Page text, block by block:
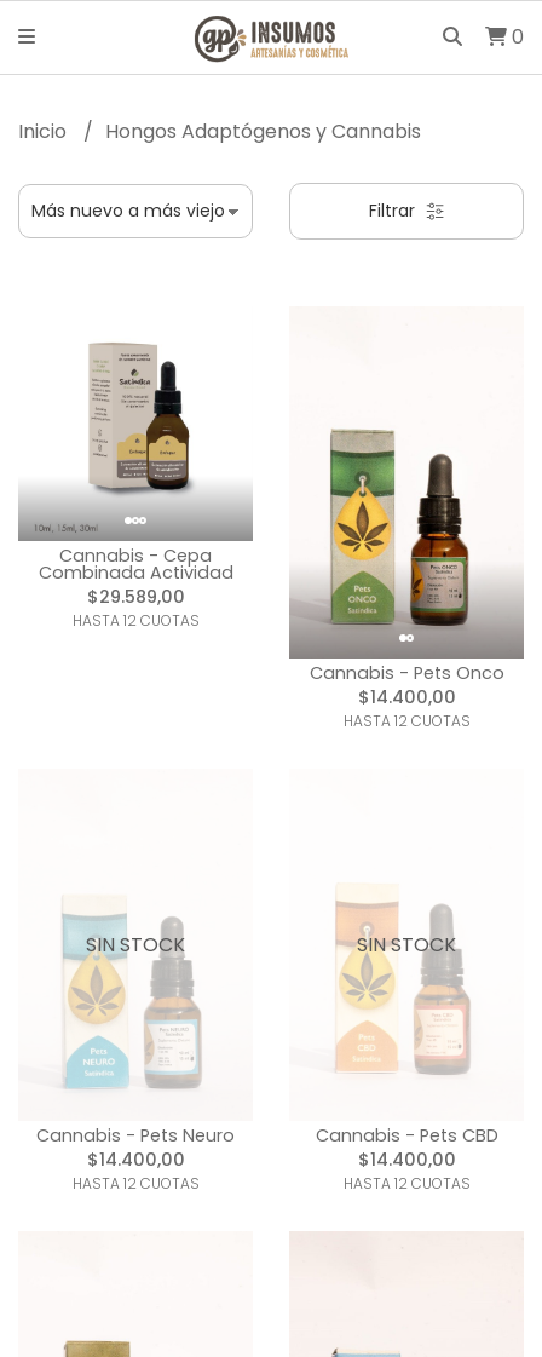
0
Inicio Hongos Adaptógenos y Cannabis
Filtrar
Cannabis - Cepa
Combinada Actividad
$29.589,00
HASTA 12 CUOTAS
Cannabis - Pets Onco
$14.400,00
HASTA 12 CUOTAS
SIN STOCK
Cannabis - Pets Neuro
$14.400,00
HASTA 12 CUOTAS
SIN STOCK
Cannabis - Pets CBD
$14.400,00
HASTA 12 CUOTAS